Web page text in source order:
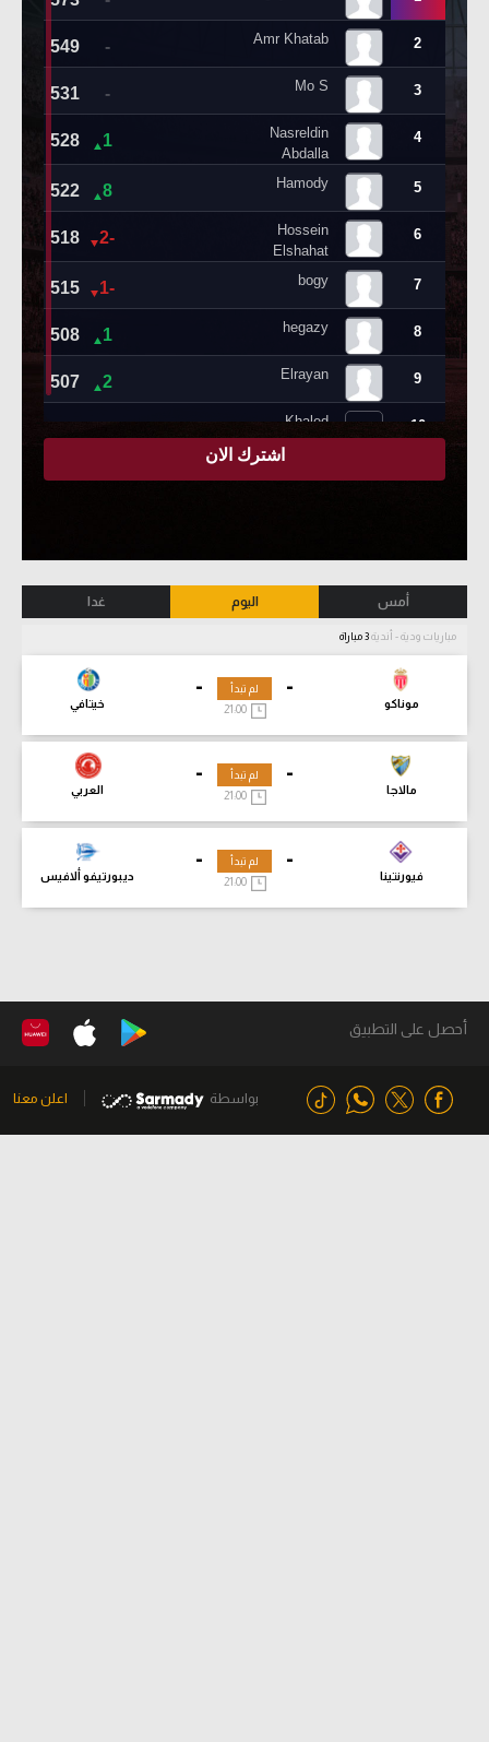
أمس اليوم غدا
مباريات ودية - أندية
-
موناكو
-
خيتافي
لم تبدأ
21:00
-
مالاجا
-
العربي
لم تبدأ
21:00
-
فيورنتينا
-
ديبورتيفو ألافيس
لم تبدأ
21:00
أحصل على التطبيق
بواسطة اعلن معنا